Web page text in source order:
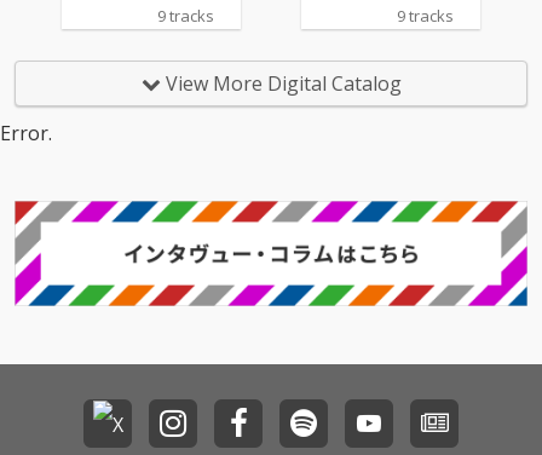
凹コンビが、さらにパ
ワーアップして帰って
え、“漢”を磨き続ける1
36youngboss。 その
何度転んでも懲りない
いに限界を迎え、一時
は破門寸前――。 それ
でも、この物語には救
すべてをリリックへ変
え、ビートへ刻み、人
生そのものを音楽へ注
9 tracks
凹コンビが、さらにパ
ワーアップして帰って
え、“漢”を磨き続ける1
36youngboss。 その
何度転んでも懲りない
いに限界を迎え、一時
は破門寸前――。 それ
でも、この物語には救
すべてをリリックへ変
え、ビートへ刻み、人
生そのものを音楽へ注
9 tracks
View More Digital Catalog
Error.